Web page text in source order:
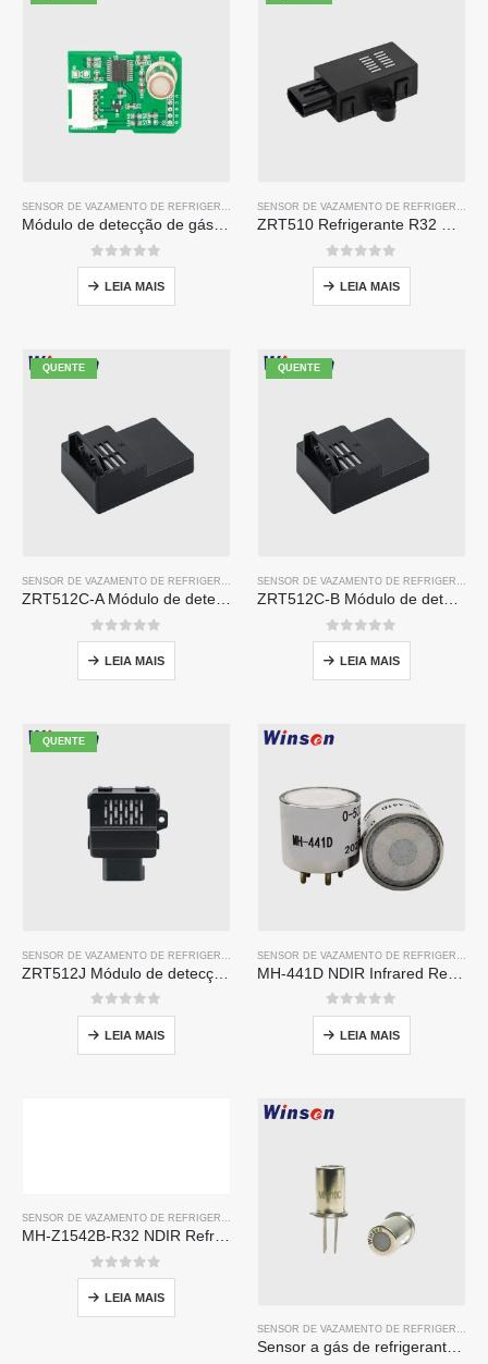
SENSOR DE VAZAMENTO DE REFRIGERANTE R32
Módulo de detecção de gás de refrigerante ZP201 | Sensor de vazamento R32 de alta sensibilidade
0fora de 5
LEIA MAIS
SENSOR DE VAZAMENTO DE REFRIGERANTE R32
ZRT510 Refrigerante R32 Módulo-Sensor de refrigerante ndir de alto desempenho
0fora de 5
LEIA MAIS
QUENTE
SENSOR DE VAZAMENTO DE REFRIGERANTE R32 , ASSIM,SENSOR DE VAZAMENTO DE
ZRT512C-A Módulo de detecção de refrigerante | Sensor de gás ndir para R32, R454b, R290 | Fonte de alimentação de tensão ampla
0fora de 5
LEIA MAIS
QUENTE
SENSOR DE VAZAMENTO DE REFRIGERANTE R32
ZRT512C-B Módulo de detecção de refrigerante | Sensor de gás ndir de baixa tensão para R32, R454b, R290
0fora de 5
LEIA MAIS
QUENTE
, ASSIM,SENSOR DE VAZAMENTO DE
0fora de 5
LEIA MAIS
0fora de 5
LEIA MAIS
SENSOR DE VAZAMENTO DE REFRIGERANTE R32
MH-Z1542B-R32 NDIR Refrigerant Sensor | High Sensitivity | Long Lifespan | HVAC & Industrial Safety
0fora de 5
LEIA MAIS
SENSOR DE VAZAMENTO DE REFRIGERANTE R32
Sensor a gás de refrigerante MP510C | Detecção de vazamento de freon de alta sensibilidade para R32, R134A, R410A, R290